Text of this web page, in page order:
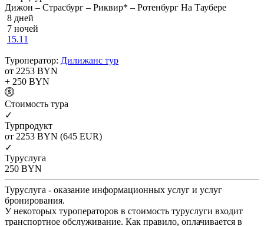
Дижон – Страсбург – Риквир* – Ротенбург На Таубере
8 дней
7 ночей
15.11
Туроператор: Дилижанс тур
от 2253 BYN
+ 250 BYN
Cтоимость тура
✓
Турпродукт
от 2253 BYN (645 EUR)
✓
Туруслуга
250 BYN
Туруслуга - оказание информационных услуг и услуг
бронирования.
У некоторых туроператоров в стоимость туруслуги входит
транспортное обслуживание. Как правило, оплачивается в